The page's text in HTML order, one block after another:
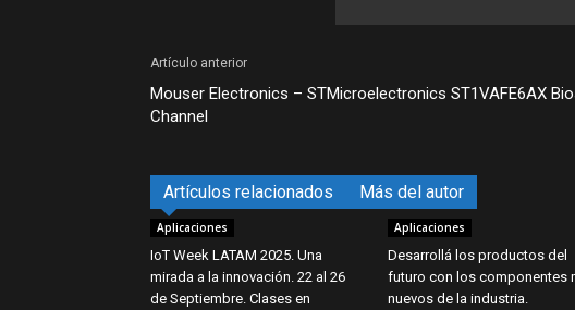
Artículo anterior
Mouser Electronics – STMicroelectronics ST1VAFE6AX
Channel
Artículos relacionados Más del autor
Aplicaciones
IoT Week LATAM 2025. Una
mirada a la innovación. 22 al 26
de Septiembre. Clases en
Aplicaciones
Desarrollá los productos del
futuro con los componentes
nuevos de la industria.